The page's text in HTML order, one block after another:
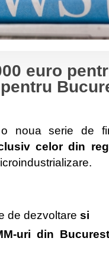
euro
noua serie de
celor din
de dezvoltare si
uri din